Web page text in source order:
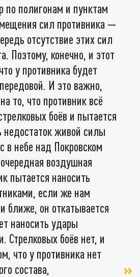
полигонам и пунктам
сил противника —
отсутствие этих сил
Поэтому, конечно, и этот
у противника будет
И это важно,
то, что противник всё
боёв и пытается
недостаток живой силы
в небе над Покровском
воздушная
пытается наносить
если же нам
ближе, он откатывается
наносить удары
Стрелковых боёв нет, и
что у противника нет
состава,